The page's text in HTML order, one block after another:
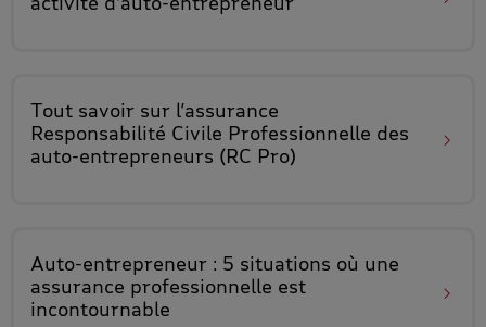
Tout savoir sur l’assurance
Responsabilité Civile Professionnelle des
auto-entrepreneurs (RC Pro)
Auto-entrepreneur : 5 situations où une
assurance professionnelle est
incontournable